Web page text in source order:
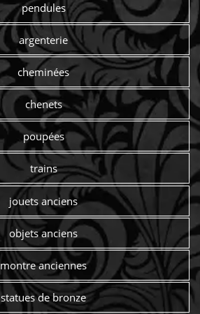
pendules
argenterie
cheminées
chenets
poupées
trains
jouets anciens
objets anciens
montre anciennes
statues de bronze